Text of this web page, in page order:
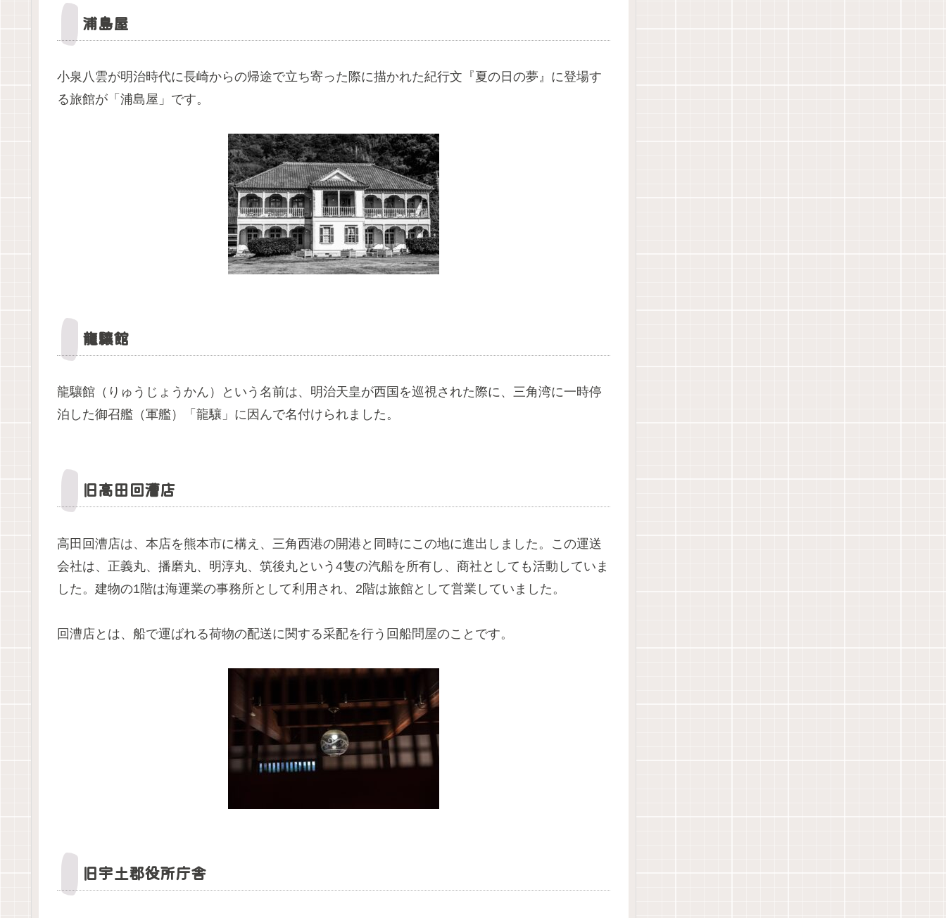
浦島屋
小泉八雲が明治時代に長崎からの帰途で立ち寄った際に描かれた紀行文『夏の日の夢』に登場す
る旅館が「浦島屋」です。
龍驤館
龍驤館（りゅうじょうかん）という名前は、明治天皇が西国を巡視された際に、三角湾に一時停
泊した御召艦（軍艦）「龍驤」に因んで名付けられました。
旧高田回漕店
高田回漕店は、本店を熊本市に構え、三角西港の開港と同時にこの地に進出しました。この運送
会社は、正義丸、播磨丸、明淳丸、筑後丸という4隻の汽船を所有し、商社としても活動していま
した。建物の1階は海運業の事務所として利用され、2階は旅館として営業していました。
回漕店とは、船で運ばれる荷物の配送に関する采配を行う回船問屋のことです。
旧宇土郡役所庁舎